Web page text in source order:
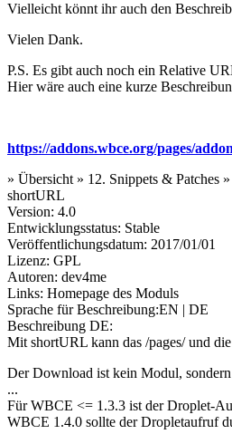
Vielleicht könnt ihr auch den
Vielen Dank.
P.S. Es gibt auch noch ein Relative
Hier wäre auch eine kurze
https://addons.wbce.org/pages/
» Übersicht » 12. Snippets & Patches
shortURL
Version: 4.0
Entwicklungsstatus: Stable
Veröffentlichungsdatum: 2017/01/01
Lizenz: GPL
Autoren: dev4me
Links: Homepage des Moduls
Sprache für Beschreibung:EN | DE
Beschreibung DE:
Mit shortURL kann das /pages/ und
Der Download ist kein Modul,
...
Für WBCE <= 1.3.3 ist der Droplet-
WBCE 1.4.0 sollte der Dropletaufruf